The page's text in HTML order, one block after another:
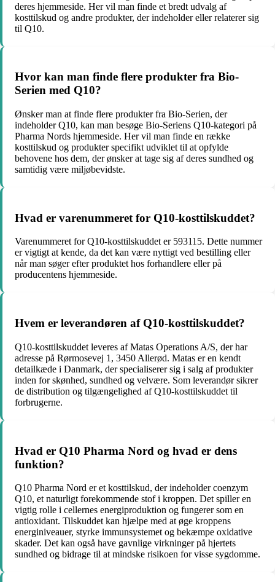
deres hjemmeside. Her vil man finde et bredt udvalg af
kosttilskud og andre produkter, der indeholder eller relaterer sig
til Q10.
Hvor kan man finde flere produkter fra Bio-
Serien med Q10?
Ønsker man at finde flere produkter fra Bio-Serien, der
indeholder Q10, kan man besøge Bio-Seriens Q10-kategori på
Pharma Nords hjemmeside. Her vil man finde en række
kosttilskud og produkter specifikt udviklet til at opfylde
behovene hos dem, der ønsker at tage sig af deres sundhed og
samtidig være miljøbevidste.
Hvad er varenummeret for Q10-kosttilskuddet?
Varenummeret for Q10-kosttilskuddet er 593115. Dette nummer
er vigtigt at kende, da det kan være nyttigt ved bestilling eller
når man søger efter produktet hos forhandlere eller på
producentens hjemmeside.
Hvem er leverandøren af Q10-kosttilskuddet?
Q10-kosttilskuddet leveres af Matas Operations A/S, der har
adresse på Rørmosevej 1, 3450 Allerød. Matas er en kendt
detailkæde i Danmark, der specialiserer sig i salg af produkter
inden for skønhed, sundhed og velvære. Som leverandør sikrer
de distribution og tilgængelighed af Q10-kosttilskuddet til
forbrugerne.
Hvad er Q10 Pharma Nord og hvad er dens
funktion?
Q10 Pharma Nord er et kosttilskud, der indeholder coenzym
Q10, et naturligt forekommende stof i kroppen. Det spiller en
vigtig rolle i cellernes energiproduktion og fungerer som en
antioxidant. Tilskuddet kan hjælpe med at øge kroppens
energiniveauer, styrke immunsystemet og bekæmpe oxidative
skader. Det kan også have gavnlige virkninger på hjertets
sundhed og bidrage til at mindske risikoen for visse sygdomme.